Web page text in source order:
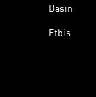
Basın
Etbis